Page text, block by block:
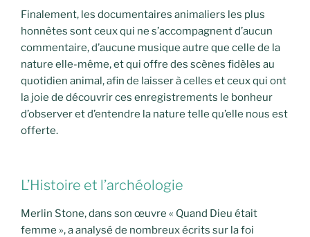
Finalement, les documentaires animaliers les plus
honnêtes sont ceux qui ne s’accompagnent d’aucun
commentaire, d’aucune musique autre que celle de la
nature elle-même, et qui offre des scènes fidèles au
quotidien animal, afin de laisser à celles et ceux qui ont
la joie de découvrir ces enregistrements le bonheur
d’observer et d’entendre la nature telle qu’elle nous est
offerte.
L’Histoire et l’archéologie
Merlin Stone, dans son œuvre « Quand Dieu était
femme », a analysé de nombreux écrits sur la foi